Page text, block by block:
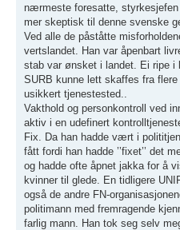
nærmeste foresatte,
mer skeptisk til denne svenske
Ved alle de påståtte
vertslandet. Han var åpenbart
stab var ønsket i landet. Ei ripe
SURB kunne lett skaffes fra
usikkert tjenestested..
Vakthold og personkontroll ved
aktiv i en udefinert
Fix. Da han hadde vært i
fått fordi han hadde ’’fixet’’ det
og hadde ofte åpnet jakka for å
kvinner til glede. En tidligere
også de andre FN-
politimann med fremragende
farlig mann. Han tok seg selv